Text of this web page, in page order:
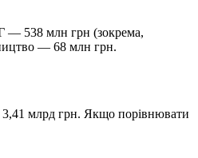
— 538 млн грн (зокрема,
— 68 млн грн.
3,41 млрд грн. Якщо порівнювати